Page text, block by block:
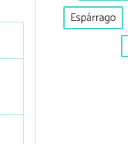
Espárrago